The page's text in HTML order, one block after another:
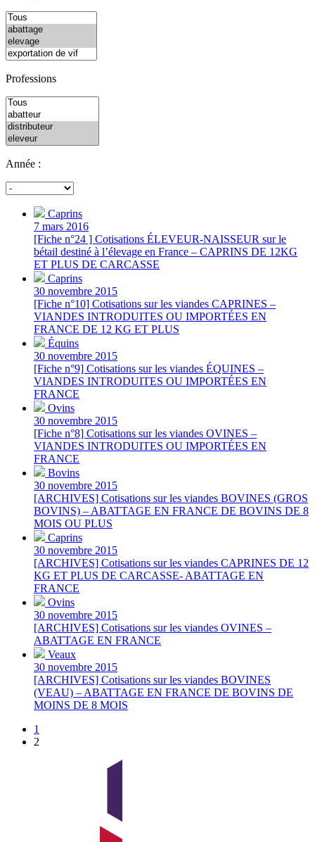
Professions
Année :
Caprins
7 mars 2016
[Fiche n°24 ] Cotisations ÉLEVEUR-NAISSEUR sur le
bétail destiné à l’élevage en France – CAPRINS DE 12KG
ET PLUS DE CARCASSE
Caprins
30 novembre 2015
[Fiche n°10] Cotisations sur les viandes CAPRINES –
VIANDES INTRODUITES OU IMPORTÉES EN
FRANCE DE 12 KG ET PLUS
Équins
30 novembre 2015
[Fiche n°9] Cotisations sur les viandes ÉQUINES –
VIANDES INTRODUITES OU IMPORTÉES EN
FRANCE
Ovins
30 novembre 2015
[Fiche n°8] Cotisations sur les viandes OVINES –
VIANDES INTRODUITES OU IMPORTÉES EN
FRANCE
Bovins
30 novembre 2015
[ARCHIVES] Cotisations sur les viandes BOVINES (GROS
BOVINS) – ABATTAGE EN FRANCE DE BOVINS DE 8
MOIS OU PLUS
Caprins
30 novembre 2015
[ARCHIVES] Cotisations sur les viandes CAPRINES DE 12
KG ET PLUS DE CARCASSE- ABATTAGE EN
FRANCE
Ovins
30 novembre 2015
[ARCHIVES] Cotisations sur les viandes OVINES –
ABATTAGE EN FRANCE
Veaux
30 novembre 2015
[ARCHIVES] Cotisations sur les viandes BOVINES
(VEAU) – ABATTAGE EN FRANCE DE BOVINS DE
MOINS DE 8 MOIS
1
2